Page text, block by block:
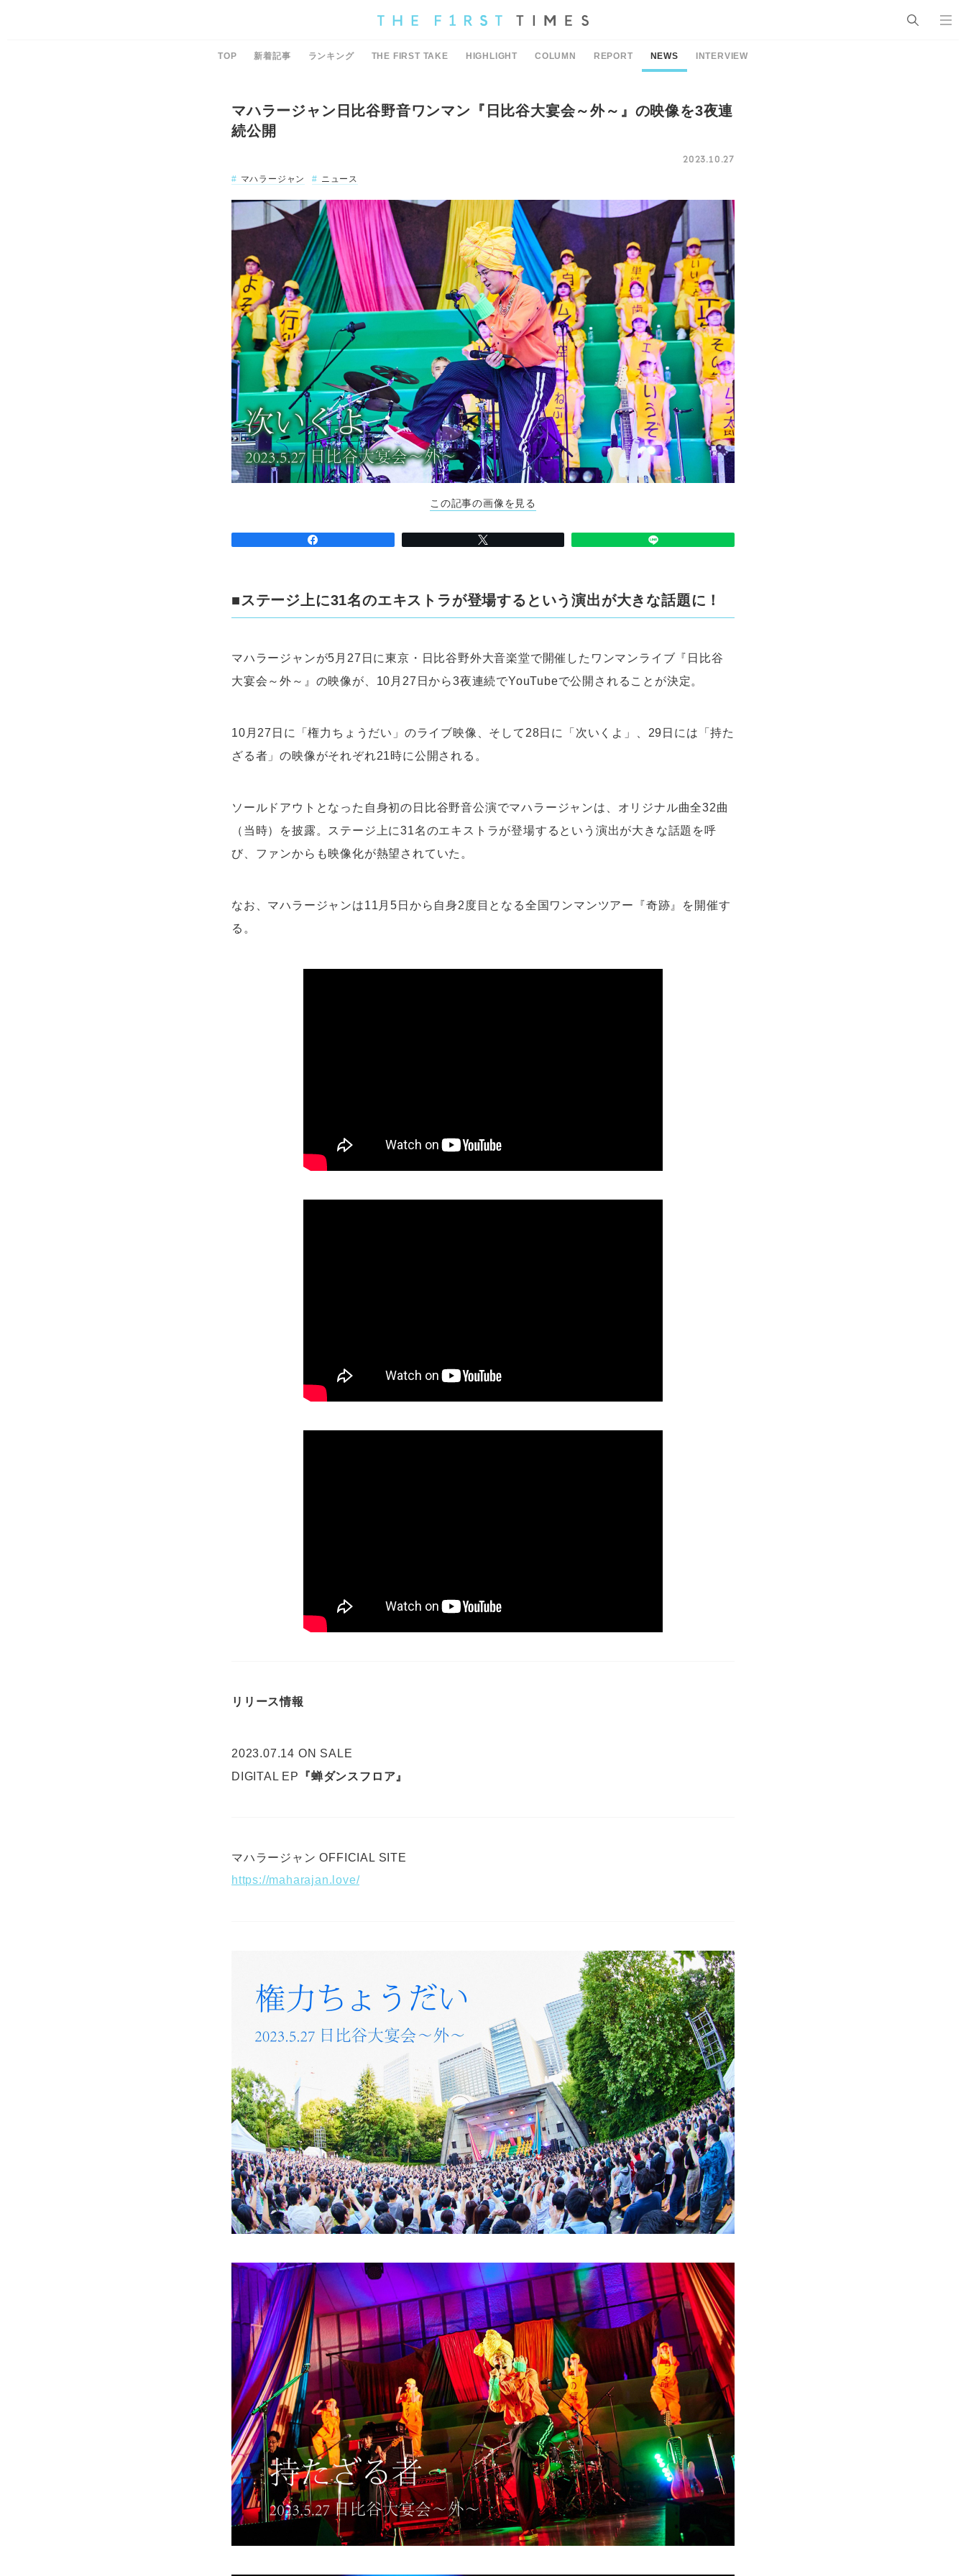
TOP 新着記事 ランキング THE FIRST TAKE HIGHLIGHT COLUMN REPORT NEWS INTERVIEW
マハラージャン日比谷野音ワンマン『日比谷大宴会～外～』の映像を3夜連
続公開
2023.10.27
マハラージャン
ニュース
この記事の画像を見る
■ステージ上に31名のエキストラが登場するという演出が大きな話題に！
マハラージャンが5月27日に東京・日比谷野外大音楽堂で開催したワンマンライブ『日比谷
大宴会～外～』の映像が、10月27日から3夜連続でYouTubeで公開されることが決定。
10月27日に「権力ちょうだい」のライブ映像、そして28日に「次いくよ」、29日には「持た
ざる者」の映像がそれぞれ21時に公開される。
ソールドアウトとなった自身初の日比谷野音公演でマハラージャンは、オリジナル曲全32曲
（当時）を披露。ステージ上に31名のエキストラが登場するという演出が大きな話題を呼
び、ファンからも映像化が熱望されていた。
なお、マハラージャンは11月5日から自身2度目となる全国ワンマンツアー『奇跡』を開催す
る。
リリース情報
2023.07.14 ON SALE
DIGITAL EP
『蝉ダンスフロア』
マハラージャン OFFICIAL SITE
https://maharajan.love/